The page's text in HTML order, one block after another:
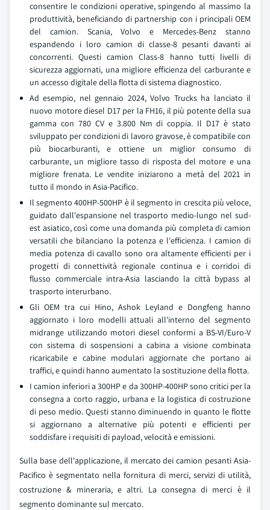
consentire le condizioni operative, spingendo al massimo la
produttività, beneficiando di partnership con i principali OEM
del camion. Scania, Volvo e Mercedes-Benz stanno
espandendo i loro camion di classe-8 pesanti davanti ai
concorrenti. Questi camion Class-8 hanno tutti livelli di
sicurezza aggiornati, una migliore efficienza del carburante e
un accesso digitale della flotta di sistema diagnostico.
Ad esempio, nel gennaio 2024, Volvo Trucks ha lanciato il
nuovo motore diesel D17 per la FH16, il più potente della sua
gamma con 780 CV e 3.800 Nm di coppia. Il D17 è stato
sviluppato per condizioni di lavoro gravose, è compatibile con
più biocarburanti, e ottiene un miglior consumo di
carburante, un migliore tasso di risposta del motore e una
migliore frenata. Le vendite iniziarono a metà del 2021 in
tutto il mondo in Asia-Pacifico.
Il segmento 400HP-500HP è il segmento in crescita più veloce,
guidato dall'espansione nel trasporto medio-lungo nel sud-
est asiatico, così come una domanda più completa di camion
versatili che bilanciano la potenza e l'efficienza. I camion di
media potenza di cavallo sono ora altamente efficienti per i
progetti di connettività regionale continua e i corridoi di
flusso commerciale intra-Asia lasciando la città bypass al
trasporto interurbano.
Gli OEM tra cui Hino, Ashok Leyland e Dongfeng hanno
aggiornato i loro modelli attuali all'interno del segmento
midrange utilizzando motori diesel conformi a BS-VI/Euro-V
con sistema di sospensioni a cabina a visione combinata
ricaricabile e cabine modulari aggiornate che portano ai
traffici, e quindi hanno aumentato la sostituzione della flotta.
I camion inferiori a 300HP e da 300HP-400HP sono critici per la
consegna a corto raggio, urbana e la logistica di costruzione
di peso medio. Questi stanno diminuendo in quanto le flotte
si aggiornano a alternative più potenti e efficienti per
soddisfare i requisiti di payload, velocità e emissioni.
Sulla base dell'applicazione, il mercato dei camion pesanti Asia-
Pacifico è segmentato nella fornitura di merci, servizi di utilità,
costruzione & mineraria, e altri. La consegna di merci è il
segmento dominante sul mercato.